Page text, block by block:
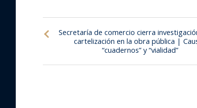
Secretaría de comercio cierra
cartelización en la obra pública |
“cuadernos” y “vialidad”